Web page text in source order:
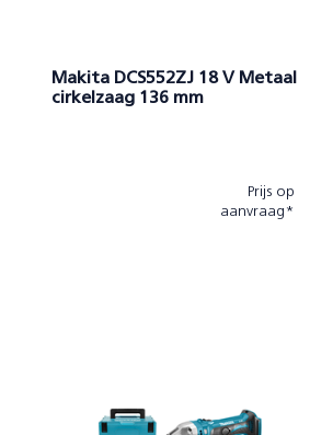
Makita DCS552ZJ 18 V Metaal
cirkelzaag 136 mm
Prijs op
aanvraag*